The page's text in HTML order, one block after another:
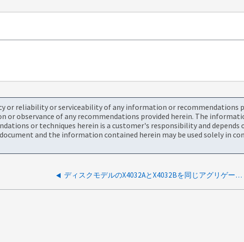
or reliability or serviceability of any information or recommendations
observance of any recommendations provided herein. The
or techniques herein is a customer's responsibility and
and the information contained herein may be used solely in
ディスクモデルのX4032AとX4032Bを同じアグリゲート内に混在させることが可能